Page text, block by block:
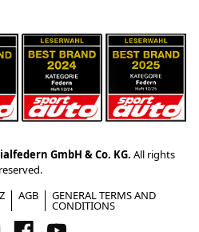
GmbH & Co. KG. All rights
reserved.
AGB GENERAL TERMS AND
CONDITIONS